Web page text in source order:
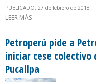
PUBLICADO: 27 de febrero de 2018
LEER MÁS
Petroperú pide a
iniciar cese
Pucallpa